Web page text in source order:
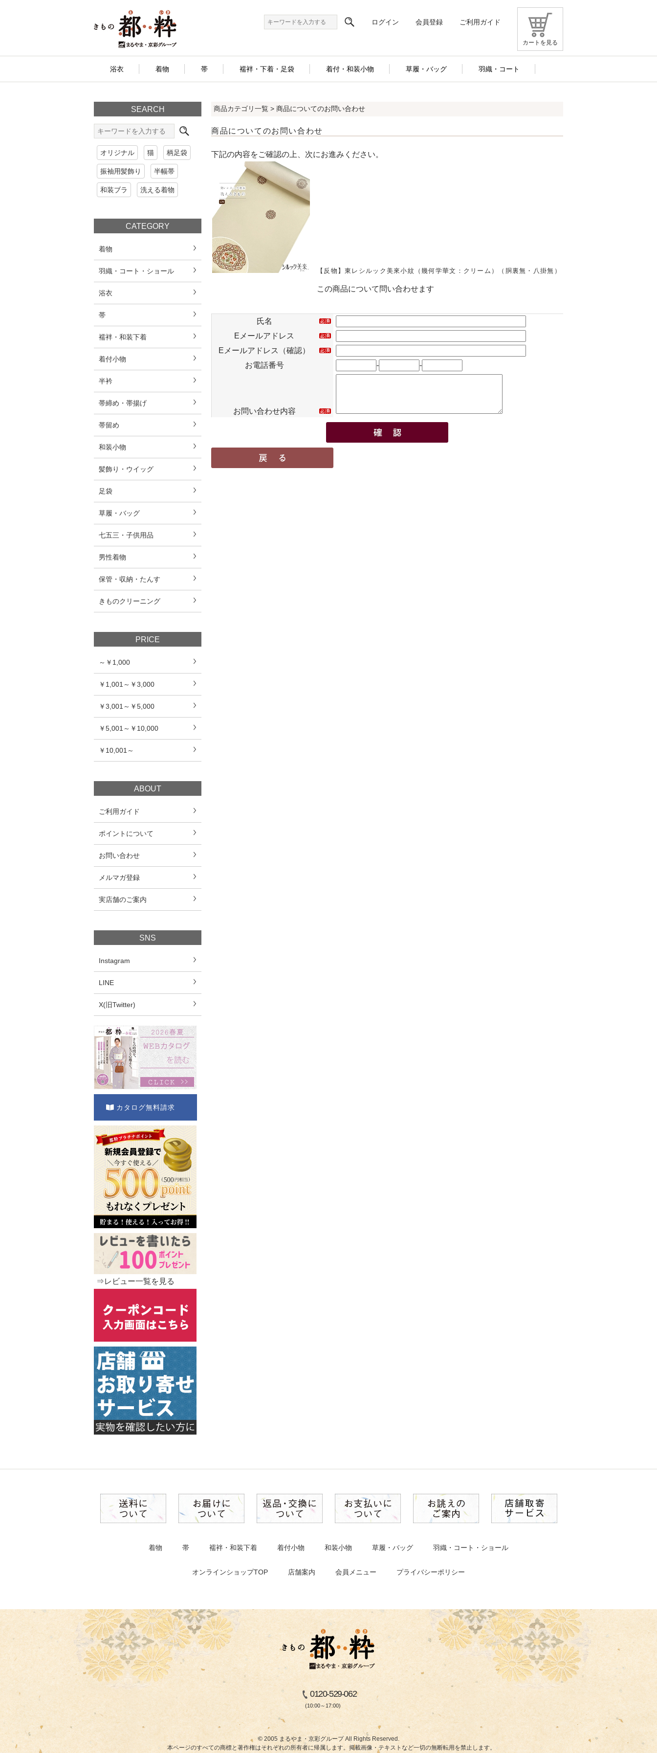
カートを見る
ログイン 会員登録 ご利用ガイド
浴衣 着物 帯 襦袢・下着・足袋 着付・和装小物 草履・バッグ 羽織・コート
SEARCH
オリジナル 猫 柄足袋
振袖用髪飾り 半幅帯
和装ブラ 洗える着物
CATEGORY
着物
羽織・コート・ショール
浴衣
帯
襦袢・和装下着
着付小物
半衿
帯締め・帯揚げ
帯留め
和装小物
髪飾り・ウイッグ
足袋
草履・バッグ
七五三・子供用品
男性着物
保管・収納・たんす
きものクリーニング
PRICE
～￥1,000
￥1,001～￥3,000
￥3,001～￥5,000
￥5,001～￥10,000
￥10,001～
ABOUT
ご利用ガイド
ポイントについて
お問い合わせ
メルマガ登録
実店舗のご案内
SNS
Instagram
LINE
X(旧Twitter)
カタログ無料請求
⇒レビュー一覧を見る
商品カテゴリ一覧 > 商品についてのお問い合わせ
商品についてのお問い合わせ
下記の内容をご確認の上、次にお進みください。
【反物】東レシルック美來小紋（幾何学華文：クリーム）（胴裏無・八掛無）
この商品について問い合わせます
氏名
Eメールアドレス
Eメールアドレス（確認）
お電話番号
- -
お問い合わせ内容
着物 帯 襦袢・和装下着 着付小物 和装小物 草履・バッグ 羽織・コート・ショール
オンラインショップTOP 店舗案内 会員メニュー プライバシーポリシー
0120-529-062
(10:00～17:00)
© 2005 まるやま・京彩グループ All Rights Reserved.
本ページのすべての商標と著作権はそれぞれの所有者に帰属します。掲載画像・テキストなど一切の無断転用を禁止します。